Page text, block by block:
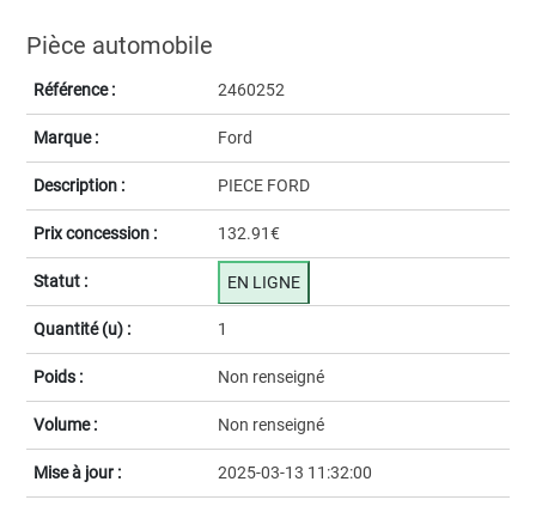
Pièce automobile
Référence : 2460252
Marque : Ford
Description : PIECE FORD
Prix concession : 132.91€
Statut : EN LIGNE
Quantité (u) : 1
Poids : Non renseigné
Volume : Non renseigné
Mise à jour : 2025-03-13 11:32:00